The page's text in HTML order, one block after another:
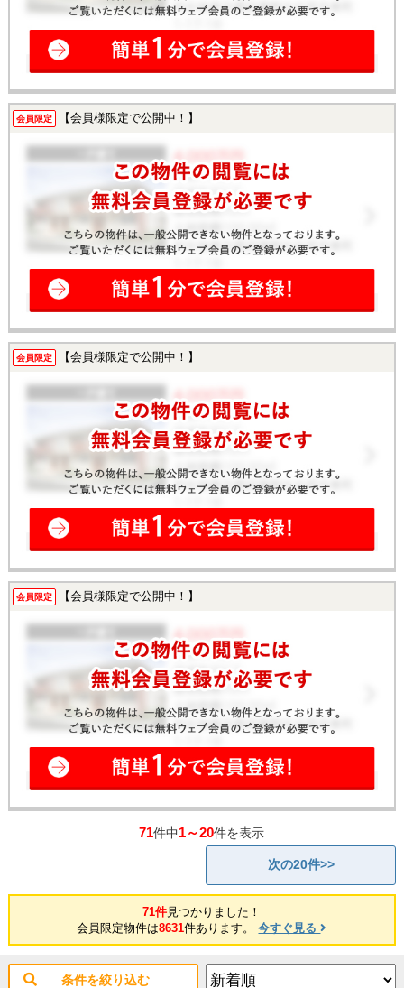
会員限定 【会員様限定で公開中！】
会員限定 【会員様限定で公開中！】
会員限定 【会員様限定で公開中！】
71件中1～20件を表示
次の20件>>
71件見つかりました！
会員限定物件は8631件あります。今すぐ見る
条件を絞り込む